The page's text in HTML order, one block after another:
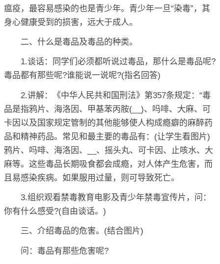
瘟疫，最容易感染的也是青少年。青少年一旦“染毒”，其
身心健康受到的损害，远大于成人。
二、什么是毒品及毒品的种类。
1.谈话：同学们必须都听说过毒品，那什么是毒品呢?
毒品都有那些呢?谁能说一说呢?(指名回答)
2.讲解：《中华人民共和国刑法》第357条规定：“毒
品是指鸦片、海洛因、甲基苯丙胺(__)、吗啡、大麻、可
卡因以及国家规定管制的其他能够使人构成瘾癖的麻醉药
品和精神药品。常见和最主要的毒品有：(让学生看图片)
鸦片、吗啡、海洛因、__、摇头丸、可卡因、止咳水、大
麻等。这些毒品长期吸食都会成瘾，对人体产生危害，而
且易感染疾病。如果服用过量，则可导致死亡。
3.组织观看禁毒教育电影及青少年禁毒宣传片，问：
你有什么感受?(自由谈话。)
三、介绍毒品的危害。(结合图片)
问：毒品有那些危害呢?